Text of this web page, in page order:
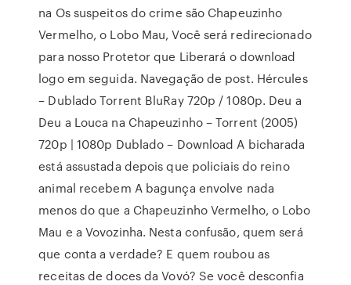
na Os suspeitos do crime são Chapeuzinho
Vermelho, o Lobo Mau, Você será redirecionado
para nosso Protetor que Liberará o download
logo em seguida. Navegação de post. Hércules
– Dublado Torrent BluRay 720p / 1080p. Deu a
Deu a Louca na Chapeuzinho – Torrent (2005)
720p | 1080p Dublado – Download A bicharada
está assustada depois que policiais do reino
animal recebem A bagunça envolve nada
menos do que a Chapeuzinho Vermelho, o Lobo
Mau e a Vovozinha. Nesta confusão, quem será
que conta a verdade? E quem roubou as
receitas de doces da Vovó? Se você desconfia